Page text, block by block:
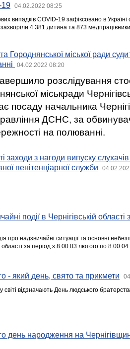
19
04.02.2022 08:25
випадків COVID-19 зафіксовано в
4 381 дитина та 873
Городнянської міської ради
04.02.2022 08:20
розслідування
міськради
посаду начальника
ДСНС, за
на полюванні.
заходи з нагоди випуску
пенітенціарної служби
події в Чернігівській
про надзвичайні ситуації та основні
області за період з 8:00 03 лютого по 8:00
- який день, свято та прикмети
світі відзначають День людського
день народження на